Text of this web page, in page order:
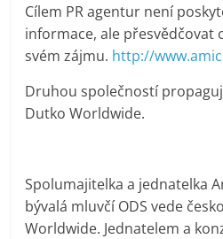
Cílem PR agentur není
informace, ale přesvědčovat
svém zájmu. http://
Druhou společností
Dutko Worldwide.
Spolumajitelka a jednatelka
bývalá mluvčí ODS vede
Worldwide. Jednatelem a